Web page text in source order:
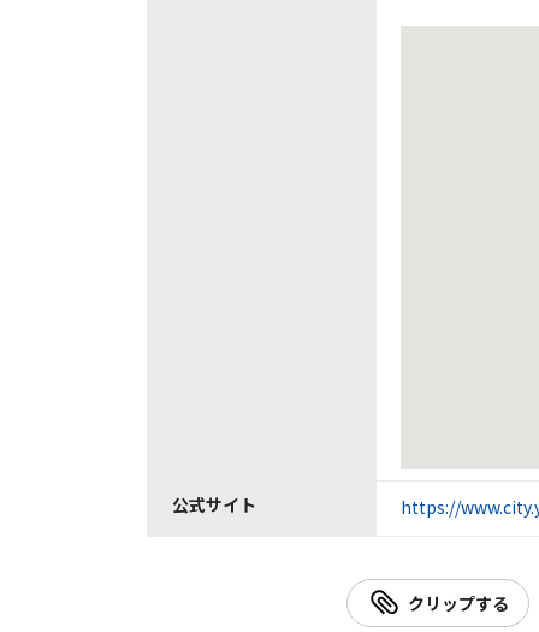
公式サイト https://
クリップする